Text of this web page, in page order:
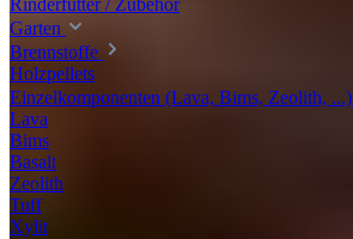
Rinderfutter / Zubehör
Garten
Brennstoffe
Holzpellets
Einzelkomponenten (Lava, Bims, Zeolith, ...)
Lava
Bims
Basalt
Zeolith
Tuff
Xylit